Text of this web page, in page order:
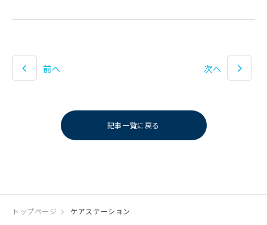
前へ 次へ
記事一覧に戻る
トップページ ケアステーション